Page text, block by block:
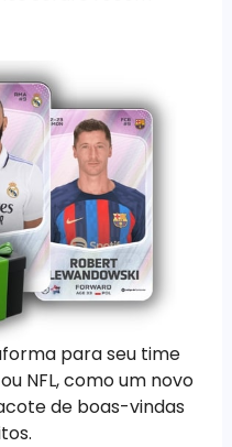
para seu time
NFL, como um novo
de boas-vindas